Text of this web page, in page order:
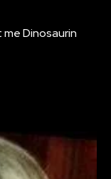
Dinosaurin